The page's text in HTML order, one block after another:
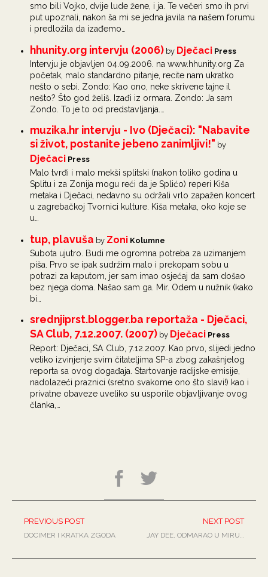
smo bili Vojko, dvije lude žene, i ja. Te večeri smo ih prvi
put upoznali, nakon ša mi se jedna javila na našem forumu
i predložila da izađemo…
hhunity.org intervju (2006) by Dječaci Press
Intervju je objavljen 04.09.2006. na www.hhunity.org Za
početak, malo standardno pitanje, recite nam ukratko
nešto o sebi. Zondo: Kao ono, neke skrivene tajne il
nešto? Što god želiš. Izađi iz ormara. Zondo: Ja sam
Zondo. To je to od predstavljanja.…
muzika.hr intervju - Ivo (Dječaci): "Nabavite
si život, postanite jebeno zanimljivi!" by
Dječaci Press
Malo tvrđi i malo mekši splitski (nakon toliko godina u
Splitu i za Zonija mogu reći da je Splićo) reperi Kiša
metaka i Dječaci, nedavno su održali vrlo zapažen koncert
u zagrebačkoj Tvornici kulture. Kiša metaka, oko koje se
u…
tup, plavuša by Zoni Kolumne
Subota ujutro. Budi me ogromna potreba za uzimanjem
piša. Prvo se ipak sudržim malo i prekopam sobu u
potrazi za kaputom, jer sam imao osjećaj da sam došao
bez njega doma. Našao sam ga. Mir. Odem u nužnik (kako
bi…
srednjiprst.blogger.ba reportaža - Dječaci,
SA Club, 7.12.2007. (2007) by Dječaci Press
Report: Dječaci, SA Club, 7.12.2007. Kao prvo, slijedi jedno
veliko izvinjenje svim čitateljima SP-a zbog zakašnjelog
reporta sa ovog događaja. Startovanje radijske emisije,
nadolazeći praznici (sretno svakome ono što slavi!) kao i
privatne obaveze uveliko su usporile objavljivanje ovog
članka,…
PREVIOUS POST
DOCIMER I KRATKA ZGODA
NEXT POST
JAY DEE, ODMARAO U MIRU…